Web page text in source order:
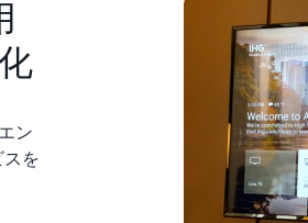
ン
を